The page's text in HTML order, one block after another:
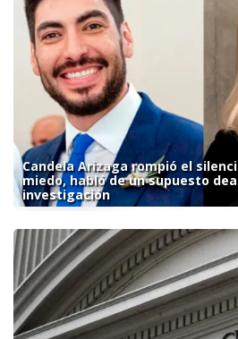
Candela Arizaga rompió el
miedo, habló de un supuesto
investigación